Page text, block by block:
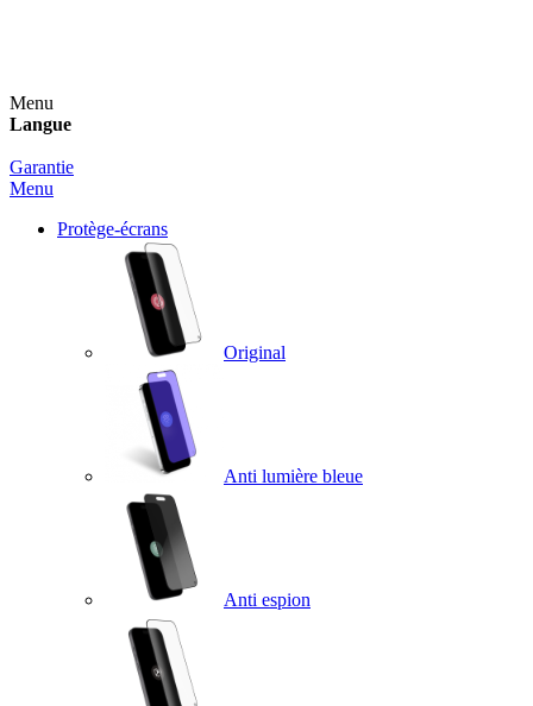
Menu
Langue
Garantie
Menu
Protège-écrans
Original
Anti lumière bleue
Anti espion